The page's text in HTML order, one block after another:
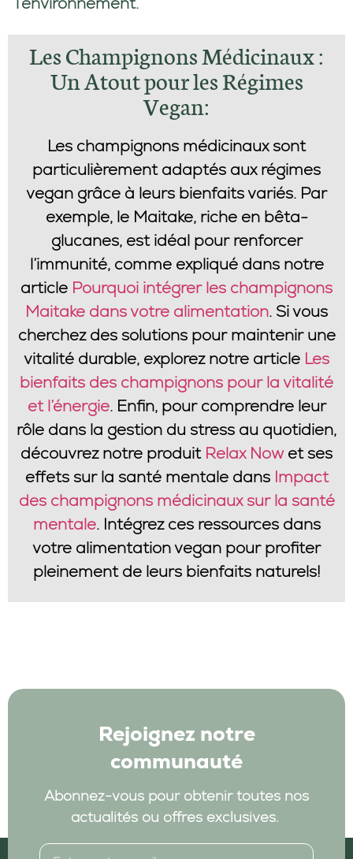
Les Champignons Médicinaux :
Un Atout pour les Régimes
Vegan:
Les champignons médicinaux sont
particulièrement adaptés aux régimes
vegan grâce à leurs bienfaits variés. Par
exemple, le Maitake, riche en bêta-
glucanes, est idéal pour renforcer
l’immunité, comme expliqué dans notre
article Pourquoi intégrer les champignons
Maitake dans votre alimentation. Si vous
cherchez des solutions pour maintenir une
vitalité durable, explorez notre article Les
bienfaits des champignons pour la vitalité
et l’énergie. Enfin, pour comprendre leur
rôle dans la gestion du stress au quotidien,
découvrez notre produit Relax Nowet ses
effets sur la santé mentale dans Impact
des champignons médicinaux sur la santé
mentale. Intégrez ces ressources dans
votre alimentation vegan pour profiter
pleinement de leurs bienfaits naturels!
Rejoignez notre
communauté
Abonnez-vous pour obtenir toutes nos
actualités ou offres exclusives.